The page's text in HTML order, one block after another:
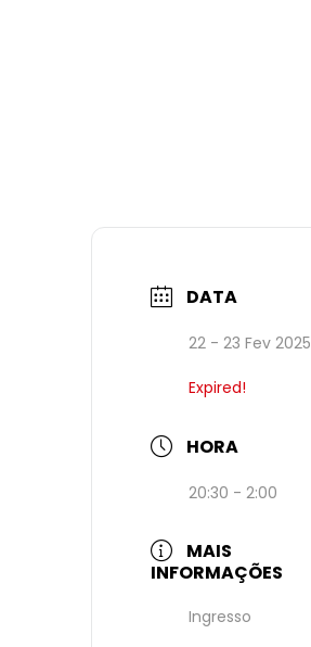
DATA
22 - 23 Fev 2025
Expired!
HORA
20:30 - 2:00
MAIS
INFORMAÇÕES
Ingresso